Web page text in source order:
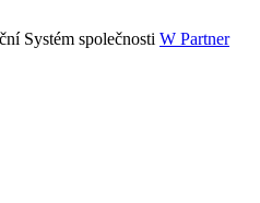
Systém společnosti W Partner